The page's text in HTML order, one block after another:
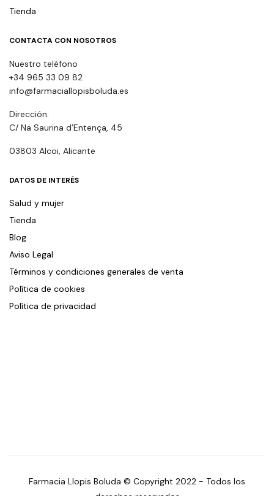
Tienda
CONTACTA CON NOSOTROS
Nuestro teléfono
+34 965 33 09 82
info@farmaciallopisboluda.es
Dirección:
C/ Na Saurina d’Entença, 45
03803 Alcoi, Alicante
DATOS DE INTERÉS
Salud y mujer
Tienda
Blog
Aviso Legal
Términos y condiciones generales de venta
Política de cookies
Política de privacidad
Farmacia Llopis Boluda © Copyright 2022 - Todos los